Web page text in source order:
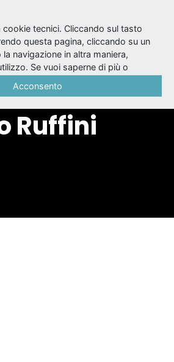
datur : il
e l'attore
Ruffini
tecnici. Cliccando sul tasto
questa pagina, cliccando su un
navigazione in altra maniera,
Se vuoi saperne di più o
Acconsento